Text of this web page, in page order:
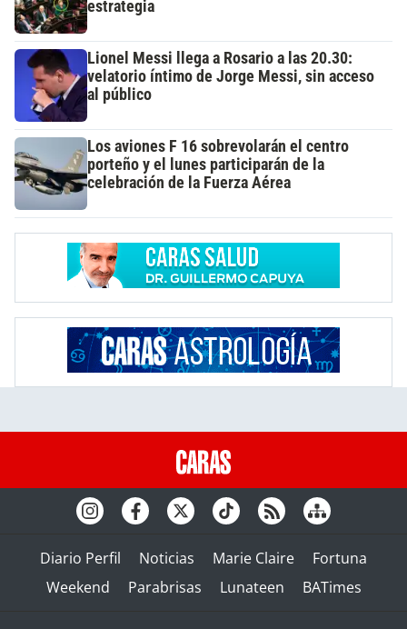
estrategia
Lionel Messi llega a Rosario a las 20.30:
velatorio íntimo de Jorge Messi, sin acceso
al público
Los aviones F 16 sobrevolarán el centro
porteño y el lunes participarán de la
celebración de la Fuerza Aérea
Diario Perfil Noticias Marie Claire
Fortuna
Weekend
Parabrisas Lunateen BATimes